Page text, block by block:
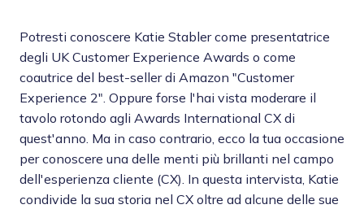
Potresti conoscere Katie Stabler come presentatrice
degli UK Customer Experience Awards o come
coautrice del best-seller di Amazon "Customer
Experience 2". Oppure forse l'hai vista moderare il
tavolo rotondo agli Awards International CX di
quest'anno. Ma in caso contrario, ecco la tua occasione
per conoscere una delle menti più brillanti nel campo
dell'esperienza cliente (CX). In questa intervista, Katie
condivide la sua storia nel CX oltre ad alcune delle sue